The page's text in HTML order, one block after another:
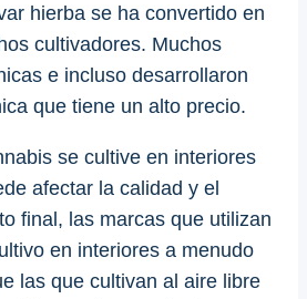
hierba se ha convertido en
cultivadores. Muchos
e incluso desarrollaron
que tiene un alto precio.
se cultive en interiores
afectar la calidad y el
final, las marcas que utilizan
en interiores a menudo
las que cultivan al aire libre